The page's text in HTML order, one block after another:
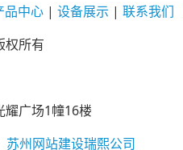
品中心 | 设备展示 | 联系我们
权所有
耀广场1幢16楼
苏州网站建设瑞熙公司